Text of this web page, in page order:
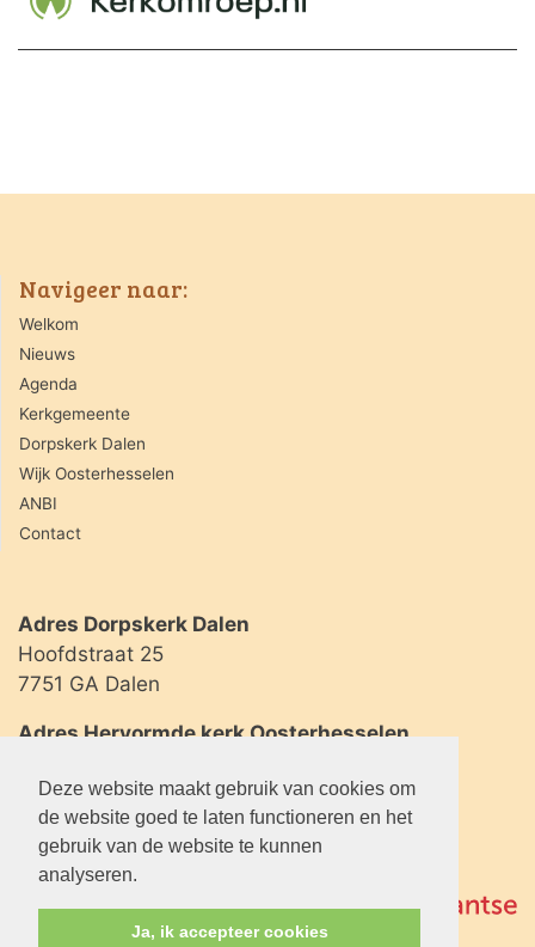
Deze website maakt gebruik van cookies om
de website goed te laten functioneren en het
gebruik van de website te kunnen
analyseren.
Ja, ik accepteer cookies
Navigeer naar:
Welkom
Nieuws
Agenda
Kerkgemeente
Dorpskerk Dalen
Wijk Oosterhesselen
ANBI
Contact
Adres Dorpskerk Dalen
Hoofdstraat 25
7751 GA Dalen
Adres Hervormde kerk Oosterhesselen
7861 BL Oosterhesselen